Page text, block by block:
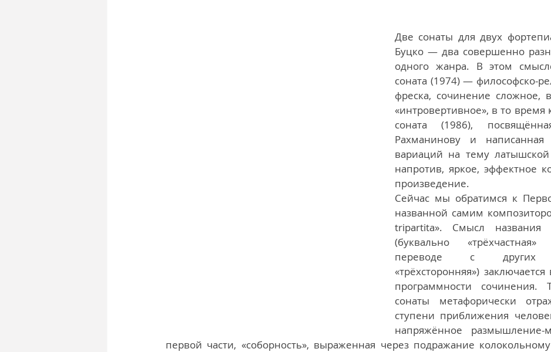
Две сонаты для двух
Буцко — два совершенно
одного жанра. В этом
соната (1974) — философско-
фреска, сочинение сложное,
«интровертивное», в то время
соната (1986),
Рахманинову и
вариаций на тему
напротив, яркое, эффектное
произведение.
Сейчас мы обратимся к
названной самим
tripartita». Смысл названия
(буквально
переводе с других
«трёхсторонняя»)
программности сочинения.
сонаты метафорически
ступени приближения
напряжённое размышление-
первой части, «соборность», выраженная через подражание